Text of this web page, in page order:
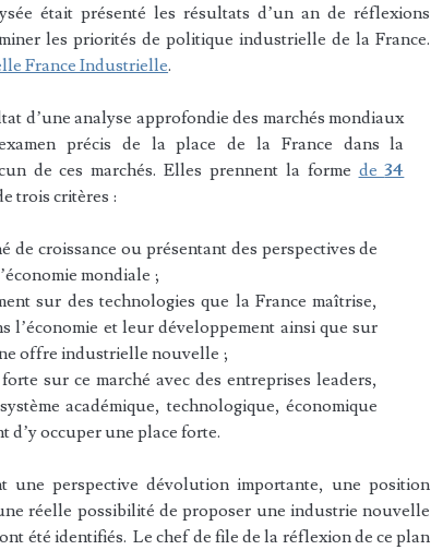
était présenté les résultats d’un an de réflexions
les priorités de politique industrielle de la France.
France Industrielle.
d’une analyse approfondie des marchés mondiaux
précis de la place de la France dans la
de ces marchés. Elles prennent la forme de34
trois critères :
de croissance ou présentant des perspectives de
mondiale ;
sur des technologies que la France maîtrise,
l’économie et leur développement ainsi que sur
offre industrielle nouvelle ;
sur ce marché avec des entreprises leaders,
académique, technologique, économique
d’y occuper une place forte.
une perspective dévolution importante, une position
réelle possibilité de proposer une industrie nouvelle
été identifiés. Le chef de file de la réflexion de ce plan